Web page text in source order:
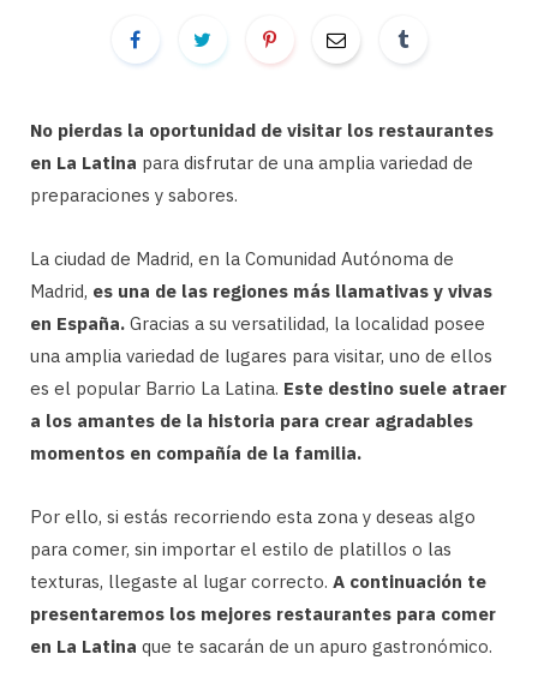
No pierdas la oportunidad de visitar los restaurantes
en La Latina para disfrutar de una amplia variedad de
preparaciones y sabores.
La ciudad de Madrid, en la Comunidad Autónoma de
Madrid, es una de las regiones más llamativas y vivas
en España. Gracias a su versatilidad, la localidad posee
una amplia variedad de lugares para visitar, uno de ellos
es el popular Barrio La Latina. Este destino suele atraer
a los amantes de la historia para crear agradables
momentos en compañía de la familia.
Por ello, si estás recorriendo esta zona y deseas algo
para comer, sin importar el estilo de platillos o las
texturas, llegaste al lugar correcto. A continuación te
presentaremos los mejores restaurantes para comer
en La Latina que te sacarán de un apuro gastronómico.